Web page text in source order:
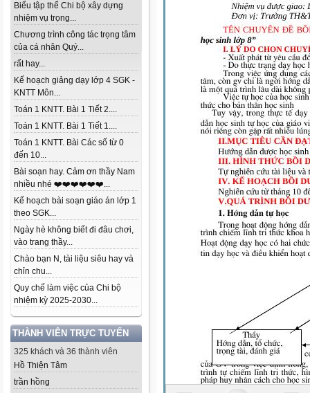
Biểu tập thể Chi bộ xây dựng
nhiệm vụ trọng...
Chương trình công tác trọng tâm
của cá nhân Quý...
rất hay...
Kế hoạch giảng dạy lớp 4 SGK -
KNTT Môn...
Toán 1 KNTT. Bài 1 Tiết 2....
Toán 1 KNTT. Bài 1 Tiết 1....
Toán 1 KNTT. Bài Các số từ 0
đến 10...
Bài soạn hay. Cảm ơn thầy Nam
nhiều nhé ❤️❤️❤️❤️❤️❤️...
Kế hoạch bài soạn giáo án lớp 1
theo SGK...
Ngày hè không biết đi đâu chơi,
vào trang thầy...
Chào bạn N, tài liệu siêu hay và
chỉn chu...
Quy chế làm việc của Chi bộ
nhiệm kỳ 2025-2030...
THÀNH VIÊN TRỰC TUYẾN
325 khách và 36 thành viên
Hồ Thiện Tâm
trần hồng